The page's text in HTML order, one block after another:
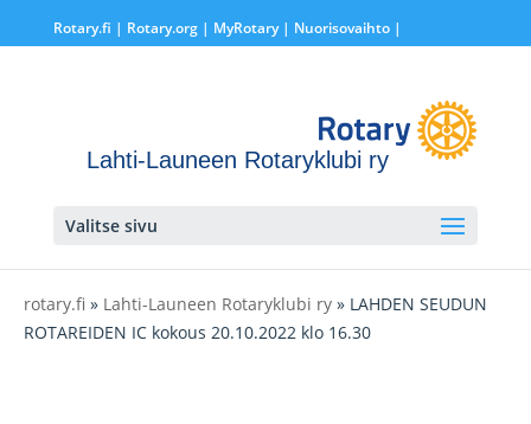
Rotary.fi | Rotary.org| MyRotary | Nuorisovaihto|
Lahti-Launeen Rotaryklubi ry
Valitse sivu
rotary.fi » Lahti-Launeen Rotaryklubi ry » LAHDEN SEUDUN
ROTAREIDEN IC kokous 20.10.2022 klo 16.30